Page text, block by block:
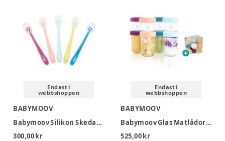
Endast i
webbshoppen
BABYMOOV
Babymoov Silikon Skedar 5-pack
300,00 kr
Endast i
webbshoppen
BABYMOOV
Babymoov Glas Matlådor - 4x 100ml & 4x 220ml
525,00 kr